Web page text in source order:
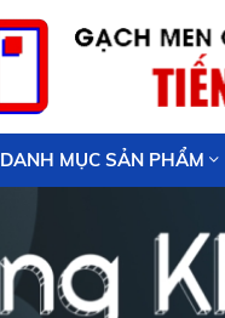
DANH MỤC SẢN PHẨM